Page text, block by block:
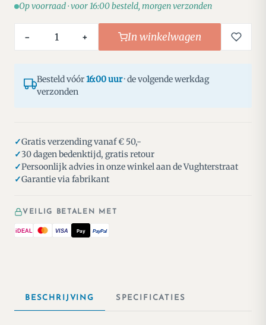
Op voorraad · voor 16:00 besteld, morgen verzonden
− + In winkelwagen
Besteld vóór16:00 uur· de volgende werkdag
verzonden
Gratis verzending vanaf € 50,-
30 dagen bedenktijd, gratis retour
Persoonlijk advies in onze winkel aan de Vughterstraat
Garantie via fabrikant
VEILIG BETALEN MET
iDEAL VISA Pay PayPal
BESCHRIJVING SPECIFICATIES